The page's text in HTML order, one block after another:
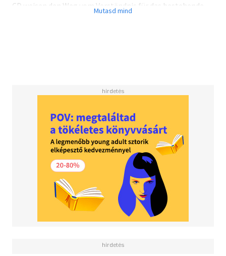
CD weisen den Weg vom Verständnis für das bestehende